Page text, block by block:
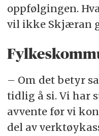
oppfølgingen.
vil ikke Skjæran
– Om det betyr
tidlig å si. Vi har
avvente før vi
del av